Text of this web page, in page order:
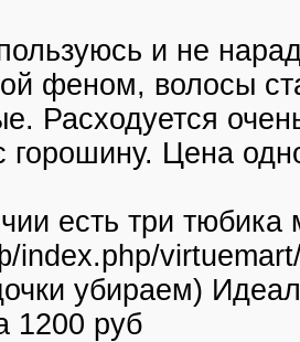
и не
феном, волосы
Расходуется
горошину. Цена
есть три
index.php/
убираем)
1200 руб